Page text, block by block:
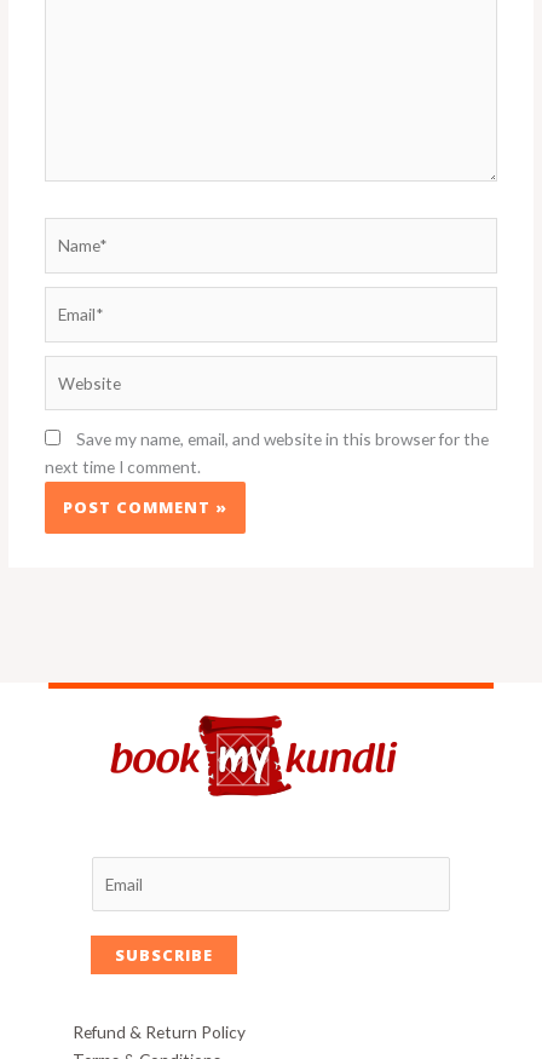
Save my name, email, and website in this browser for the
next time I comment.
SUBSCRIBE
Refund & Return Policy